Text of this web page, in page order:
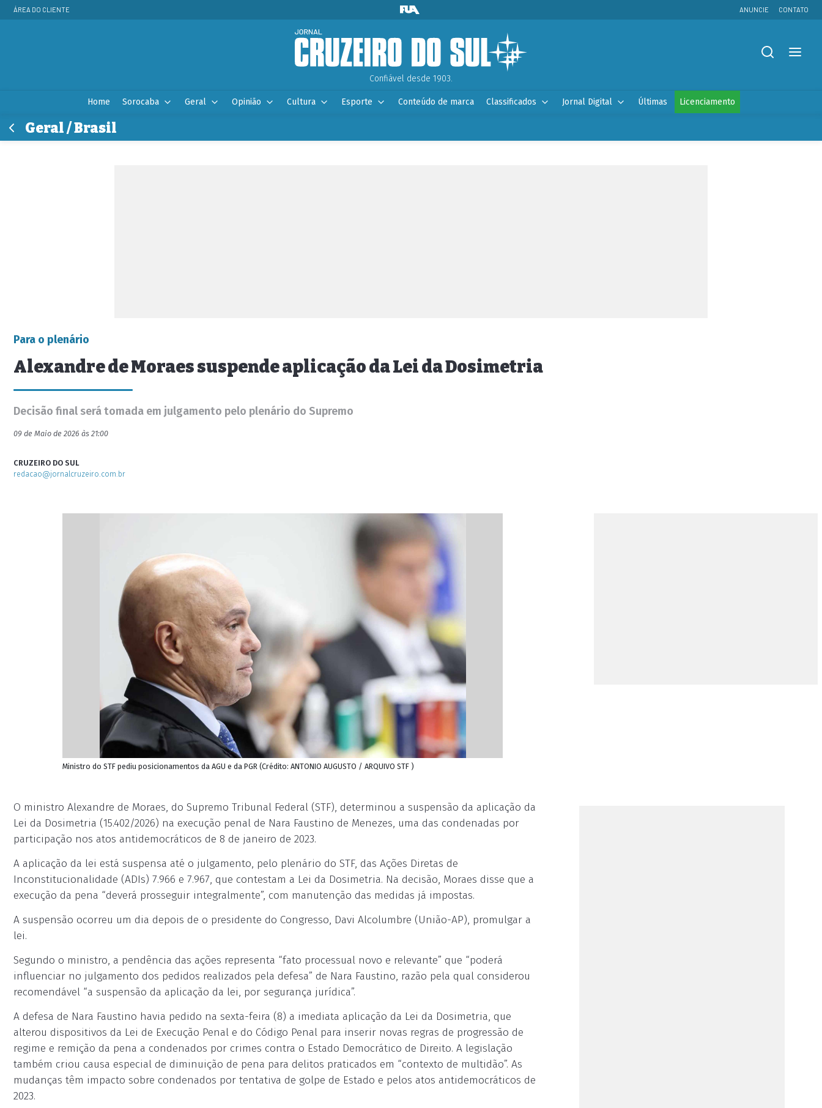
ÁREA DO CLIENTE ANUNCIE CONTATO
Confiável desde 1903.
Home Sorocaba Geral Opinião Cultura Esporte Conteúdo de marca Classificados Jornal Digital Últimas Licenciamento
Geral / Brasil
Para o plenário
Alexandre de Moraes suspende aplicação da Lei da Dosimetria
Decisão final será tomada em julgamento pelo plenário do Supremo
09 de Maio de 2026 às 21:00
CRUZEIRO DO SUL
redacao@jornalcruzeiro.com.br
Ministro do STF pediu posicionamentos da AGU e da PGR (Crédito: ANTONIO AUGUSTO / ARQUIVO STF )
O ministro Alexandre de Moraes, do Supremo Tribunal Federal (STF), determinou a suspensão da aplicação da
Lei da Dosimetria (15.402/2026) na execução penal de Nara Faustino de Menezes, uma das condenadas por
participação nos atos antidemocráticos de 8 de janeiro de 2023.
A aplicação da lei está suspensa até o julgamento, pelo plenário do STF, das Ações Diretas de
Inconstitucionalidade (ADIs) 7.966 e 7.967, que contestam a Lei da Dosimetria. Na decisão, Moraes disse que a
execução da pena “deverá prosseguir integralmente”, com manutenção das medidas já impostas.
A suspensão ocorreu um dia depois de o presidente do Congresso, Davi Alcolumbre (União-AP), promulgar a
lei.
Segundo o ministro, a pendência das ações representa “fato processual novo e relevante” que “poderá
influenciar no julgamento dos pedidos realizados pela defesa” de Nara Faustino, razão pela qual considerou
recomendável “a suspensão da aplicação da lei, por segurança jurídica”.
A defesa de Nara Faustino havia pedido na sexta-feira (8) a imediata aplicação da Lei da Dosimetria, que
alterou dispositivos da Lei de Execução Penal e do Código Penal para inserir novas regras de progressão de
regime e remição da pena a condenados por crimes contra o Estado Democrático de Direito. A legislação
também criou causa especial de diminuição de pena para delitos praticados em “contexto de multidão”. As
mudanças têm impacto sobre condenados por tentativa de golpe de Estado e pelos atos antidemocráticos de
2023.